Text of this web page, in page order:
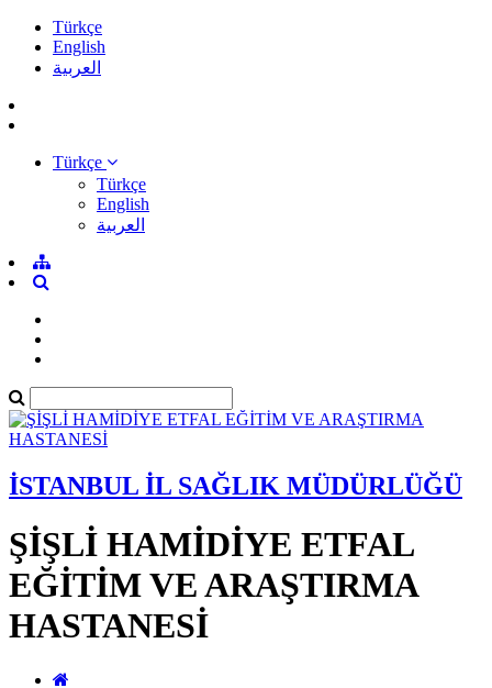
Türkçe
English
العربية
Türkçe
Türkçe
English
العربية
İSTANBUL İL SAĞLIK MÜDÜRLÜĞÜ
ŞİŞLİ HAMİDİYE ETFAL
EĞİTİM VE ARAŞTIRMA
HASTANESİ